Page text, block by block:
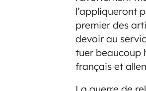
l’appliqueront
premier des
devoir au
tuer beaucoup
français et